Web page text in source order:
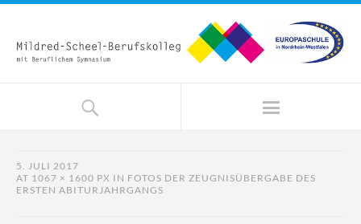
5. JULI 2017
AT 1067 × 1600 PX IN FOTOS DER ZEUGNISÜBERGABE DES
ERSTEN ABITURJAHRGANGS